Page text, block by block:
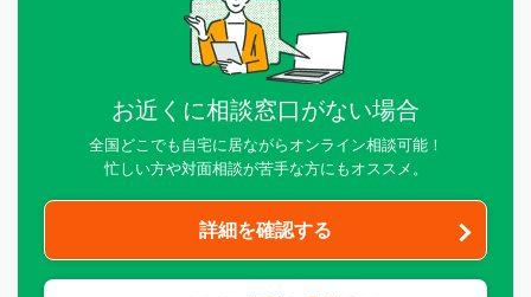
お近くに相談窓口がない場合
全国どこでも自宅に居ながらオンライン相談可能！
忙しい方や対面相談が苦手な方にもオススメ。
詳細を確認する